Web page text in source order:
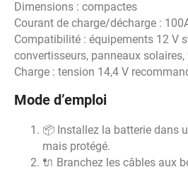
Dimensions : compactes
Courant de charge/décharge :
Compatibilité : équipements 12 V
convertisseurs, panneaux
Charge : tension 14,4 V
Mode d’emploi
📦 Installez la batterie dans
mais protégé.
🔌 Branchez les câbles aux